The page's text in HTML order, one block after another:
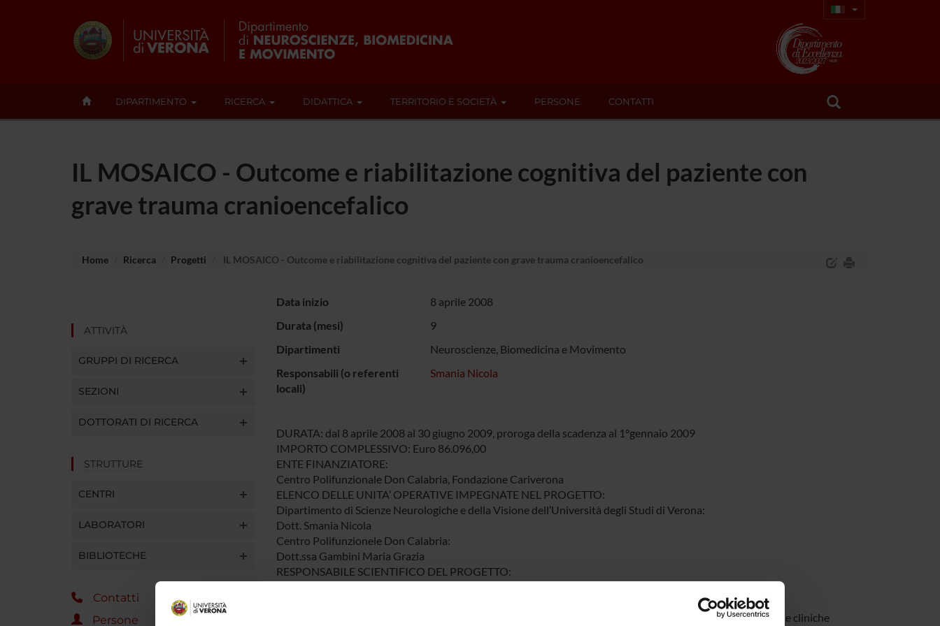
DIPARTIMENTO RICERCA DIDATTICA TERRITORIO E SOCIETÀ PERSONE CONTATTI
IL MOSAICO - Outcome e riabilitazione cognitiva del paziente con
grave trauma cranioencefalico
Home Ricerca Progetti IL MOSAICO - Outcome e riabilitazione cognitiva del paziente con grave trauma cranioencefalico
ATTIVITÀ
GRUPPI DI RICERCA
SEZIONI
DOTTORATI DI RICERCA
STRUTTURE
CENTRI
LABORATORI
BIBLIOTECHE
Contatti
Persone
Data inizio
8 aprile 2008
Durata (mesi)
9
Dipartimenti
Neuroscienze, Biomedicina e Movimento
Responsabili (o referenti
locali)
Smania Nicola
DURATA: dal 8 aprile 2008 al 30 giugno 2009, proroga della scadenza al 1°gennaio 2009
IMPORTO COMPLESSIVO: Euro 86.096,00
ENTE FINANZIATORE:
Centro Polifunzionale Don Calabria, Fondazione Cariverona
ELENCO DELLE UNITA’ OPERATIVE IMPEGNATE NEL PROGETTO:
Dipartimento di Scienze Neurologiche e della Visione dell’Università degli Studi di Verona:
Dott. Smania Nicola
Centro Polifunzionele Don Calabria:
Dott.ssa Gambini Maria Grazia
RESPONSABILE SCIENTIFICO DEL PROGETTO:
Tenendo in considerazione che i disturbi attenzionali e che i disturbi della memoria rappresentano le sequele cliniche